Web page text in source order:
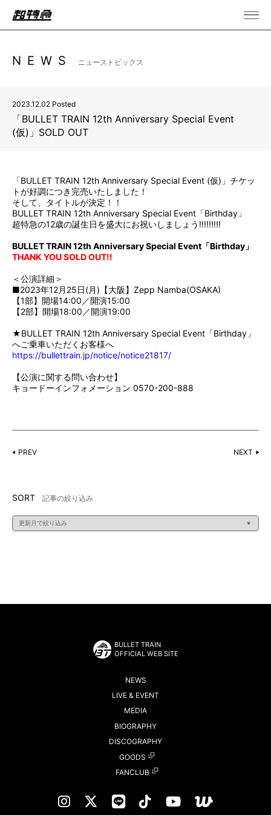
NEWS ニューストピックス
2023.12.02 Posted
「BULLET TRAIN 12th Anniversary Special Event
(仮)」SOLD OUT
「BULLET TRAIN 12th Anniversary Special Event (仮)」チケッ
トが好調につき完売いたしました！
そして、タイトルが決定！！
BULLET TRAIN 12th Anniversary Special Event「Birthday」
超特急の12歳の誕生日を盛大にお祝いしましょう!!!!!!!!!
BULLET TRAIN 12th Anniversary Special Event「Birthday」
THANK YOU SOLD OUT!!
＜公演詳細＞
■2023年12月25日(月)【大阪】Zepp Namba(OSAKA)
【1部】開場14:00／開演15:00
【2部】開場18:00／開演19:00
★BULLET TRAIN 12th Anniversary Special Event「Birthday」
へご乗車いただくお客様へ
https://bullettrain.jp/notice/notice21817/
【公演に関する問い合わせ】
キョードーインフォメーション 0570-200-888
PREV NEXT
SORT 記事の絞り込み
BULLET TRAIN
OFFICIAL WEB SITE
NEWS
LIVE & EVENT
MEDIA
BIOGRAPHY
DISCOGRAPHY
GOODS
FANCLUB